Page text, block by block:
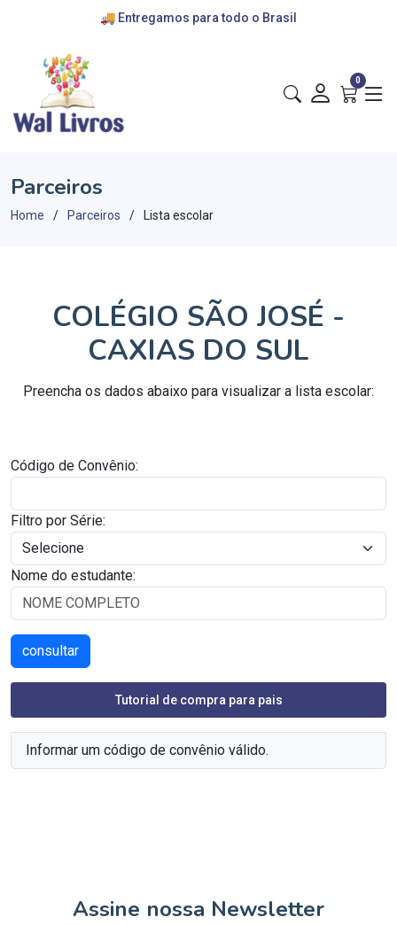
🚚 Entregamos para todo o Brasil
0
Parceiros
Home Parceiros Lista escolar
COLÉGIO SÃO JOSÉ -
CAXIAS DO SUL
Preencha os dados abaixo para visualizar a lista escolar:
Código de Convênio:
Filtro por Série:
Nome do estudante:
Tutorial de compra para pais
Informar um código de convênio válido.
Assine nossa Newsletter